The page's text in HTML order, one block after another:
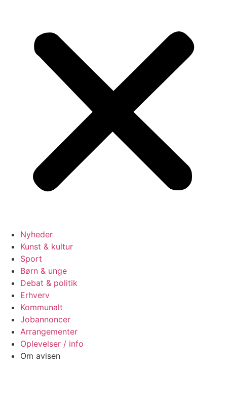
Nyheder
Kunst & kultur
Sport
Børn & unge
Debat & politik
Erhverv
Kommunalt
Jobannoncer
Arrangementer
Oplevelser / info
Om avisen